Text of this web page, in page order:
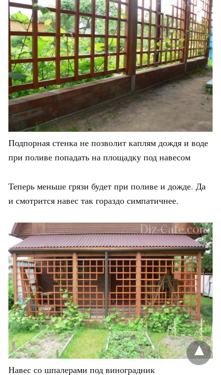
Подпорная стенка не позволит каплям дождя и воде
при поливе попадать на площадку под навесом
Теперь меньше грязи будет при поливе и дожде. Да
и смотрится навес так гораздо симпатичнее.
Навес со шпалерами под виноградник